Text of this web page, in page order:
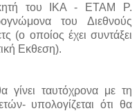
του ΙΚΑ - ΕΤΑΜ Ρ.
του Διεθνούς
(ο οποίος έχει συντάξει
Εκθεση).
ταυτόχρονα με τη
υπολογίζεται ότι θα